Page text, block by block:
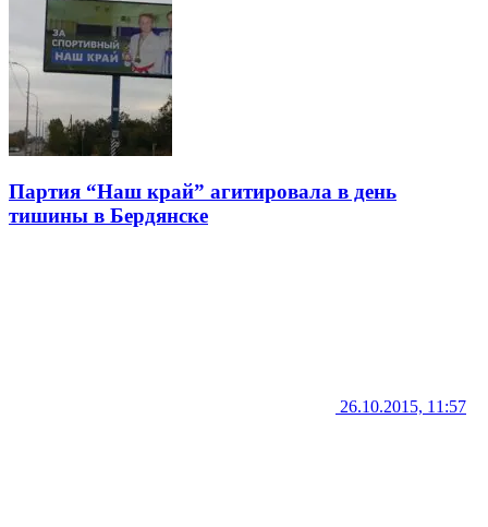
Партия “Наш край” агитировала в день
тишины в Бердянске
26.10.2015, 11:57